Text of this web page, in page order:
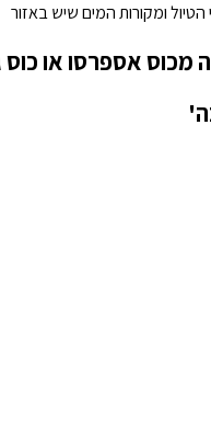
ומקורות המים שיש באזור
מכוס אספרסו או כוס